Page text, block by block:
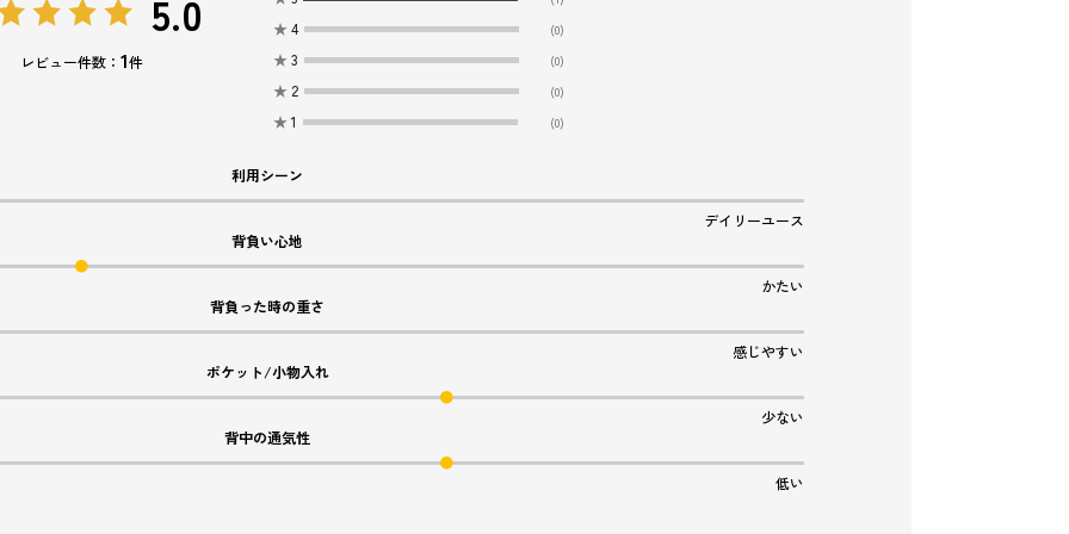
5.0
レビュー件数： 1件
★ 4 (0)
★ 3 (0)
★ 2 (0)
★ 1 (0)
利用シーン
デイリーユース
背負い心地
かたい
背負った時の重さ
感じやすい
ポケット/小物入れ
少ない
背中の通気性
低い